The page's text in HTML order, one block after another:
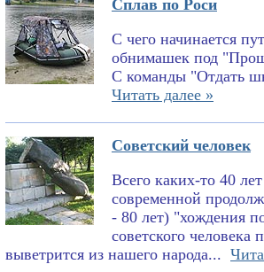
Сплав по Роси
С чего начинается
обнимашек под
С команды "Отдать
Читать далее »
Советский человек
Всего каких-то 40
современной
- 80 лет) "хождения
советского человека
выветрится из нашего народа...